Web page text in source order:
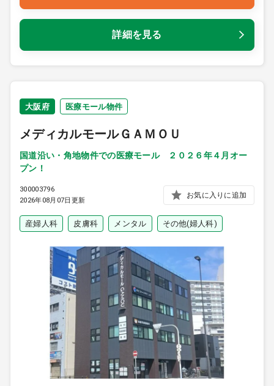
詳細を見る
大阪府 医療モール物件
メディカルモールＧＡＭＯＵ
国道沿い・角地物件での医療モール ２０２６年４月オー
プン！
300003796
2026年08月07日更新
お気に入りに追加
産婦人科 皮膚科 メンタル その他(婦人科)